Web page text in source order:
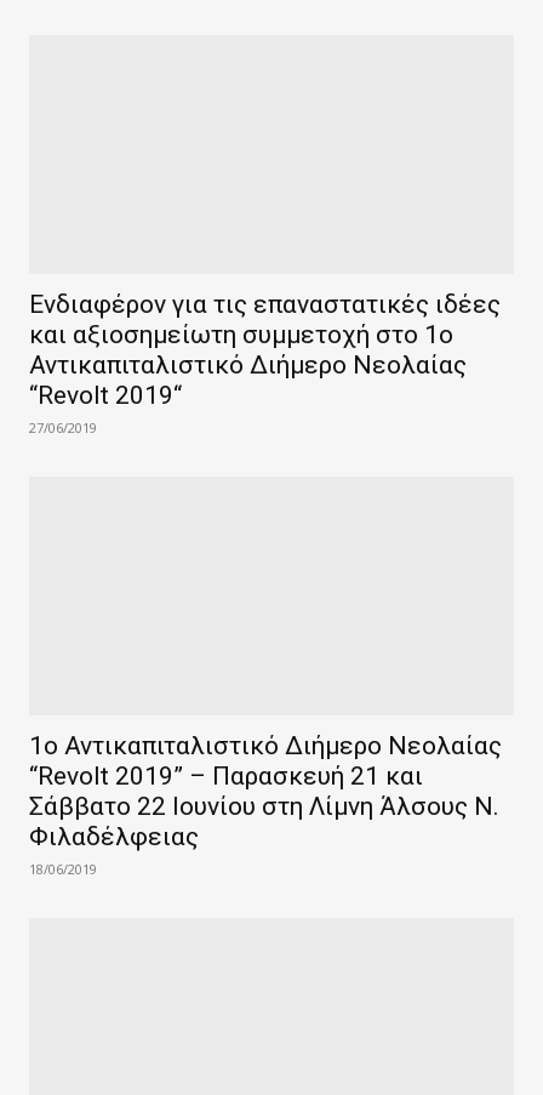
Ενδιαφέρον για τις επαναστατικές ιδέες
και αξιοσημείωτη συμμετοχή στο 1ο
Αντικαπιταλιστικό Διήμερο Νεολαίας
“Revolt 2019“
27/06/2019
1ο Αντικαπιταλιστικό Διήμερο Νεολαίας
“Revolt 2019” – Παρασκευή 21 και
Σάββατο 22 Ιουνίου στη Λίμνη Άλσους Ν.
Φιλαδέλφειας
18/06/2019